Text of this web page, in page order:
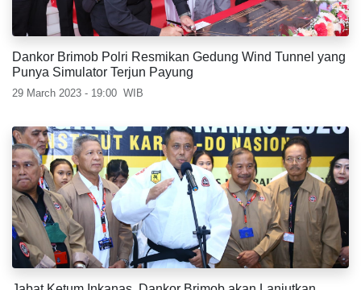
Dankor Brimob Polri Resmikan Gedung Wind Tunnel yang
Punya Simulator Terjun Payung
29 March 2023 - 19:00 WIB